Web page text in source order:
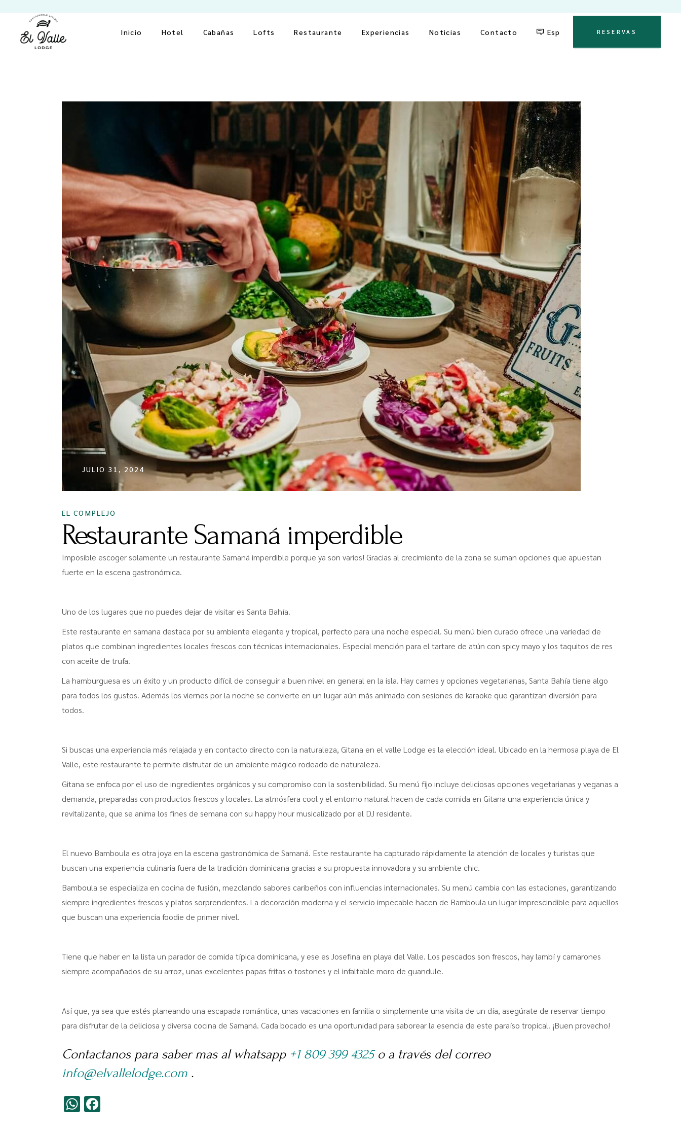
Inicio Hotel Cabañas Lofts Restaurante Experiencias Noticias Contacto Esp RESERVAS
JULIO 31, 2024
EL COMPLEJO
Restaurante Samaná imperdible
Imposible escoger solamente un restaurante Samaná imperdible porque ya son varios! Gracias al crecimiento de la zona se suman opciones que apuestan
fuerte en la escena gastronómica.
Uno de los lugares que no puedes dejar de visitar es Santa Bahía.
Este restaurante en samana destaca por su ambiente elegante y tropical, perfecto para una noche especial. Su menú bien curado ofrece una variedad de
platos que combinan ingredientes locales frescos con técnicas internacionales. Especial mención para el tartare de atún con spicy mayo y los taquitos de res
con aceite de trufa.
La hamburguesa es un éxito y un producto difícil de conseguir a buen nivel en general en la isla. Hay carnes y opciones vegetarianas, Santa Bahía tiene algo
para todos los gustos. Además los viernes por la noche se convierte en un lugar aún más animado con sesiones de karaoke que garantizan diversión para
todos.
Si buscas una experiencia más relajada y en contacto directo con la naturaleza, Gitana en el valle Lodge es la elección ideal. Ubicado en la hermosa playa de El
Valle, este restaurante te permite disfrutar de un ambiente mágico rodeado de naturaleza.
Gitana se enfoca por el uso de ingredientes orgánicos y su compromiso con la sostenibilidad. Su menú fijo incluye deliciosas opciones vegetarianas y veganas a
demanda, preparadas con productos frescos y locales. La atmósfera cool y el entorno natural hacen de cada comida en Gitana una experiencia única y
revitalizante, que se anima los fines de semana con su happy hour musicalizado por el DJ residente.
El nuevo Bamboula es otra joya en la escena gastronómica de Samaná. Este restaurante ha capturado rápidamente la atención de locales y turistas que
buscan una experiencia culinaria fuera de la tradición dominicana gracias a su propuesta innovadora y su ambiente chic.
Bamboula se especializa en cocina de fusión, mezclando sabores caribeños con influencias internacionales. Su menú cambia con las estaciones, garantizando
siempre ingredientes frescos y platos sorprendentes. La decoración moderna y el servicio impecable hacen de Bamboula un lugar imprescindible para aquellos
que buscan una experiencia foodie de primer nivel.
Tiene que haber en la lista un parador de comida típica dominicana, y ese es Josefina en playa del Valle. Los pescados son frescos, hay lambí y camarones
siempre acompañados de su arroz, unas excelentes papas fritas o tostones y el infaltable moro de guandule.
Así que, ya sea que estés planeando una escapada romántica, unas vacaciones en familia o simplemente una visita de un día, asegúrate de reservar tiempo
para disfrutar de la deliciosa y diversa cocina de Samaná. Cada bocado es una oportunidad para saborear la esencia de este paraíso tropical. ¡Buen provecho!
Contactanos para saber mas al whatsapp +1 809 399 4325 o a través del correo
info@elvallelodge.com .
WhatsApp